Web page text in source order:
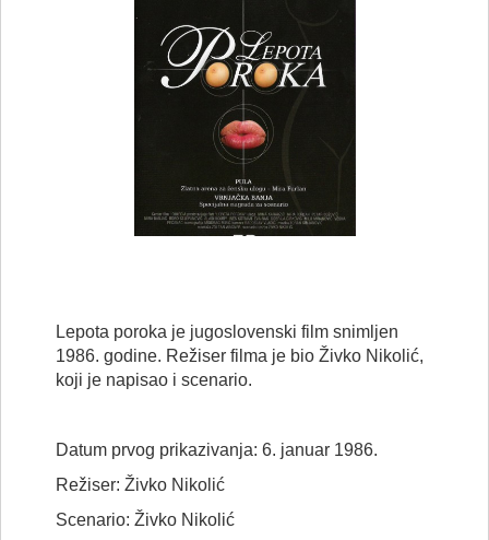
Lepota poroka je jugoslovenski film snimljen
1986. godine. Režiser filma je bio Živko Nikolić,
koji je napisao i scenario.
Datum prvog prikazivanja: 6. januar 1986.
Režiser: Živko Nikolić
Scenario: Živko Nikolić